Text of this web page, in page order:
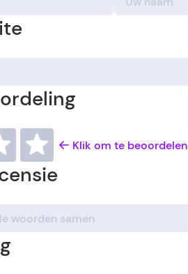
Klik om te beoordelen